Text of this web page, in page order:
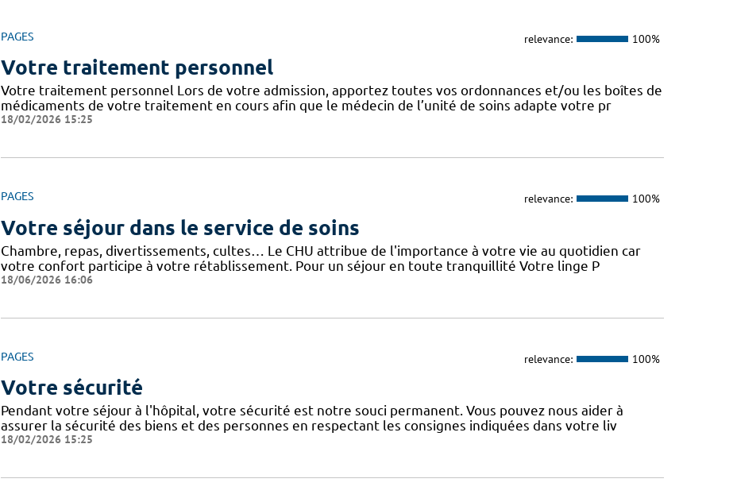
PAGES relevance: 100%
Votre traitement personnel
Votre traitement personnel Lors de votre admission, apportez toutes vos ordonnances et/ou les boîtes de
médicaments de votre traitement en cours afin que le médecin de l’unité de soins adapte votre pr
18/02/2026 15:25
PAGES relevance: 100%
Votre séjour dans le service de soins
Chambre, repas, divertissements, cultes… Le CHU attribue de l'importance à votre vie au quotidien car
votre confort participe à votre rétablissement. Pour un séjour en toute tranquillité Votre linge P
18/06/2026 16:06
PAGES relevance: 100%
Votre sécurité
Pendant votre séjour à l'hôpital, votre sécurité est notre souci permanent. Vous pouvez nous aider à
assurer la sécurité des biens et des personnes en respectant les consignes indiquées dans votre liv
18/02/2026 15:25